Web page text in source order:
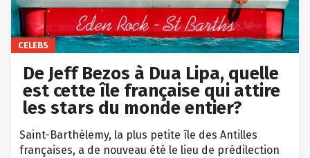
CELEBS
De Jeff Bezos à Dua Lipa, quelle
est cette île française qui attire
les stars du monde entier?
Saint-Barthélemy, la plus petite île des Antilles
françaises, a de nouveau été le lieu de prédilection